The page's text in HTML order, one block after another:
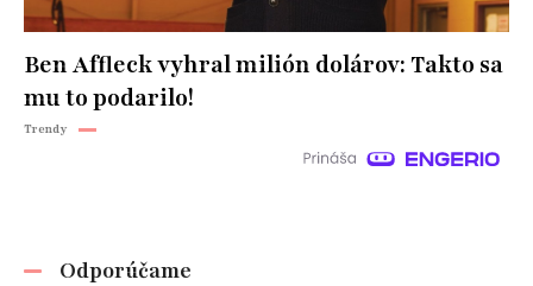
Ben Affleck vyhral milión dolárov: Takto sa
mu to podarilo!
Trendy
Odporúčame